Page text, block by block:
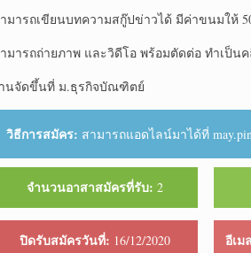
มารถเขียนบทความสกู๊ปข่าวได้ มีค่าขนมให้
มารถถ่ายภาพ และวิดีโอ พร้อมตัดต่อ ทำเป็น
นจัดขึ้นที่ ม.ธุรกิจบัณฑิตย์
วิธีการสมัคร: สามารถแอดไลน์มาได้ที่
จำนวนอาสาสมัครที่รับ: 2
ปิดรับสมัครวันที่: 16/12/2020 อีเม